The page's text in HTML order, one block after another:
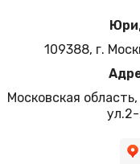
109388, г.
Московская